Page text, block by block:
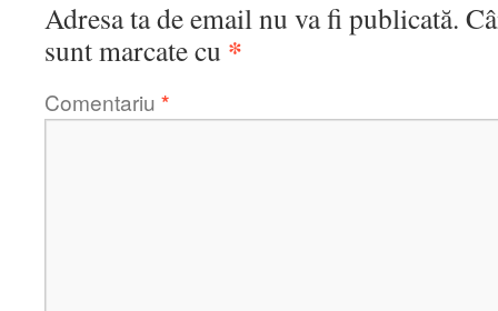
Adresa ta de email nu va fi publicată.
sunt marcate cu *
Comentariu *